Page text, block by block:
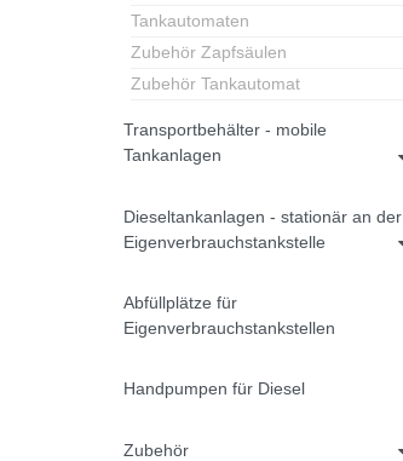
Tankautomaten
Zubehör Zapfsäulen
Zubehör Tankautomat
Transportbehälter - mobile
Tankanlagen
Dieseltankanlagen - stationär an der
Eigenverbrauchstankstelle
Abfüllplätze für
Eigenverbrauchstankstellen
Handpumpen für Diesel
Zubehör